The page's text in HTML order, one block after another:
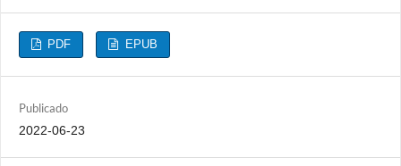
PDF EPUB
Publicado
2022-06-23